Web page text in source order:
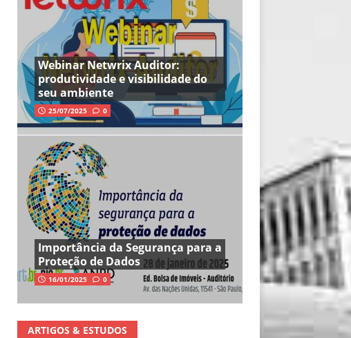
Webinar Netwrix Auditor:
produtividade e visibilidade do
seu ambiente
25/07/2025 0
Importância da Segurança para a
Proteção de Dados
16/01/2025 0
ARTIGOS & ESTUDOS